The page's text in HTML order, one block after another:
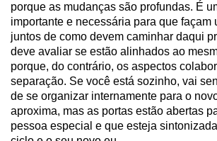
porque as mudanças são profundas. É
importante e necessária para que façam
juntos de como devem caminhar daqui
deve avaliar se estão alinhados ao
porque, do contrário, os aspectos
separação. Se você está sozinho, vai
de se organizar internamente para o
aproxima, mas as portas estão abertas
pessoa especial e que esteja